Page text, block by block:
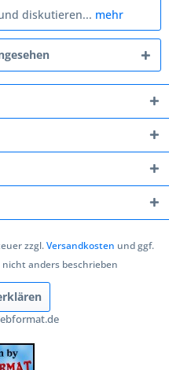
diskutieren... mehr
zzgl.Versandkosten und ggf.
anders beschrieben